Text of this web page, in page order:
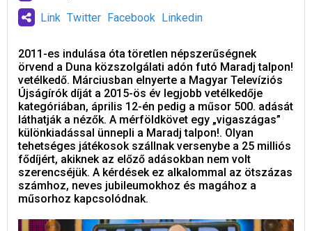
Link Twitter Facebook Linkedin
2011-es indulása óta töretlen népszerűségnek
örvend a Duna közszolgálati adón futó Maradj talpon!
vetélkedő. Márciusban elnyerte a Magyar Televíziós
Újságírók díját a 2015-ös év legjobb vetélkedője
kategóriában, április 12-én pedig a műsor 500. adását
láthatják a nézők. A mérföldkövet egy „vigaszágas”
különkiadással ünnepli a Maradj talpon!. Olyan
tehetséges játékosok szállnak versenybe a 25 milliós
fődíjért, akiknek az előző adásokban nem volt
szerencséjük. A kérdések ez alkalommal az ötszázas
számhoz, neves jubileumokhoz és magához a
műsorhoz kapcsolódnak.